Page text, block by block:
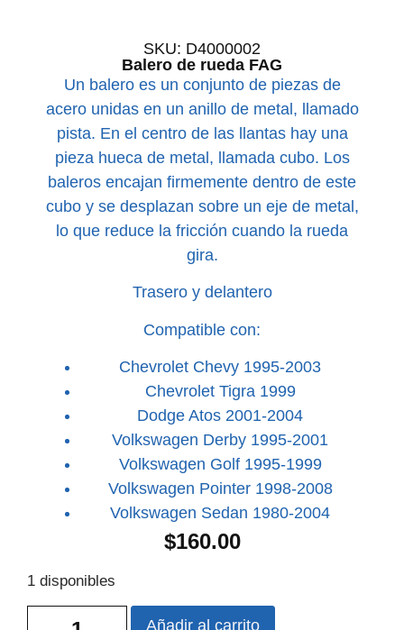
SKU: D4000002
Balero de rueda FAG
Un balero es un conjunto de piezas de
acero unidas en un anillo de metal, llamado
pista. En el centro de las llantas hay una
pieza hueca de metal, llamada cubo. Los
baleros encajan firmemente dentro de este
cubo y se desplazan sobre un eje de metal,
lo que reduce la fricción cuando la rueda
gira.
Trasero y delantero
Compatible con:
Chevrolet Chevy 1995-2003
Chevrolet Tigra 1999
Dodge Atos 2001-2004
Volkswagen Derby 1995-2001
Volkswagen Golf 1995-1999
Volkswagen Pointer 1998-2008
Volkswagen Sedan 1980-2004
$160.00
1 disponibles
Añadir al carrito